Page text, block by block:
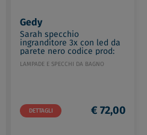
Gedy
Sarah specchio
ingranditore 3x con led da
parete nero codice prod:
000021001400000
LAMPADE E SPECCHI DA BAGNO
DETTAGLI € 72,00